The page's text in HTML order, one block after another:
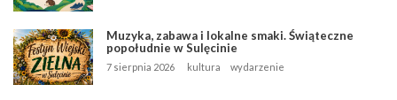
Muzyka, zabawa i lokalne smaki. Świąteczne
popołudnie w Sulęcinie
7 sierpnia 2026 kultura wydarzenie